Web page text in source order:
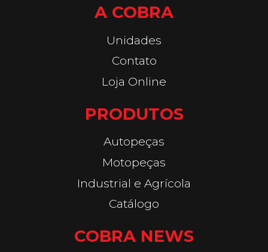
A COBRA
Unidades
Contato
Loja Online
PRODUTOS
Autopeças
Motopeças
Industrial e Agrícola
Catálogo
COBRA NEWS